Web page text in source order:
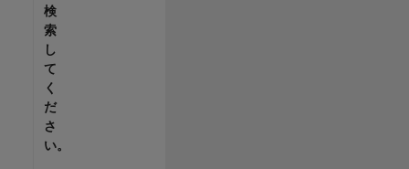
検
索
し
て
く
だ
さ
い。